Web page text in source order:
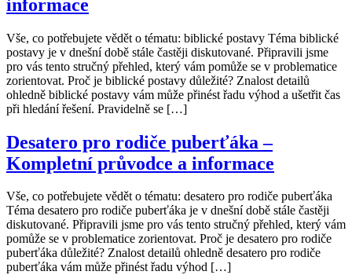
informace
Vše, co potřebujete vědět o tématu: biblické postavy Téma biblické
postavy je v dnešní době stále častěji diskutované. Připravili jsme
pro vás tento stručný přehled, který vám pomůže se v problematice
zorientovat. Proč je biblické postavy důležité? Znalost detailů
ohledně biblické postavy vám může přinést řadu výhod a ušetřit čas
při hledání řešení. Pravidelně se […]
Desatero pro rodiče puberťáka –
Kompletní průvodce a informace
Vše, co potřebujete vědět o tématu: desatero pro rodiče puberťáka
Téma desatero pro rodiče puberťáka je v dnešní době stále častěji
diskutované. Připravili jsme pro vás tento stručný přehled, který vám
pomůže se v problematice zorientovat. Proč je desatero pro rodiče
puberťáka důležité? Znalost detailů ohledně desatero pro rodiče
puberťáka vám může přinést řadu výhod […]